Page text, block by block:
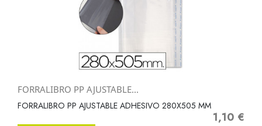
FORRALIBRO PP AJUSTABLE...
FORRALIBRO PP AJUSTABLE ADHESIVO 280X505 MM
Precio
1,10 €